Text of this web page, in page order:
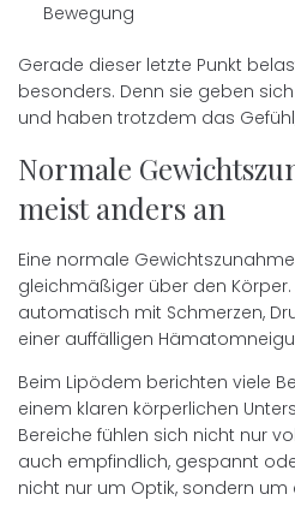
Bewegung
Gerade dieser letzte Punkt
besonders. Denn sie geben
und haben trotzdem das
Normale
meist anders an
Eine normale
gleichmäßiger über den
automatisch mit Schmerzen,
einer auffälligen
Beim Lipödem berichten viele
einem klaren körperlichen
Bereiche fühlen sich nicht nur
auch empfindlich, gespannt
nicht nur um Optik, sondern um